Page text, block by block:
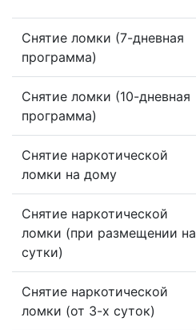
Снятие ломки (7-дневная
программа)
Снятие ломки (10-дневная
программа)
Снятие наркотической
ломки на дому
Снятие наркотической
ломки (при размещении на
сутки)
Снятие наркотической
ломки (от 3-х суток)